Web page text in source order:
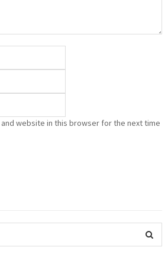
and website in this browser for the next time